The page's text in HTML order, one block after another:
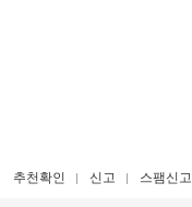
추천확인 신고 스팸신고